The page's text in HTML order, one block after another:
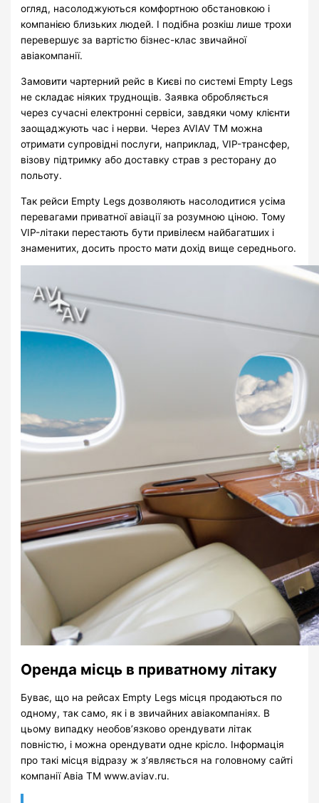
огляд, насолоджуються комфортною обстановкою і
компанією близьких людей. І подібна розкіш лише трохи
перевершує за вартістю бізнес-клас звичайної
авіакомпанії.
Замовити чартерний рейс в Києві по системі Empty Legs
не складає ніяких труднощів. Заявка обробляється
через сучасні електронні сервіси, завдяки чому клієнти
заощаджують час і нерви. Через AVIAV TM можна
отримати супровідні послуги, наприклад, VIP-трансфер,
візову підтримку або доставку страв з ресторану до
польоту.
Так рейси Empty Legs дозволяють насолодитися усіма
перевагами приватної авіації за розумною ціною. Тому
VIP-літаки перестають бути привілеєм найбагатших і
знаменитих, досить просто мати дохід вище середнього.
Оренда місць в приватному літаку
Буває, що на рейсах Empty Legs місця продаються по
одному, так само, як і в звичайних авіакомпаніях. В
цьому випадку необов’язково орендувати літак
повністю, і можна орендувати одне крісло. Інформація
про такі місця відразу ж з’являється на головному сайті
компанії Авіа ТМ www.aviav.ru.